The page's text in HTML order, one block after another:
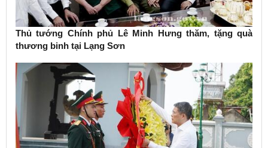
Thủ tướng Chính phủ Lê Minh Hưng thăm, tặng quà
thương binh tại Lạng Sơn